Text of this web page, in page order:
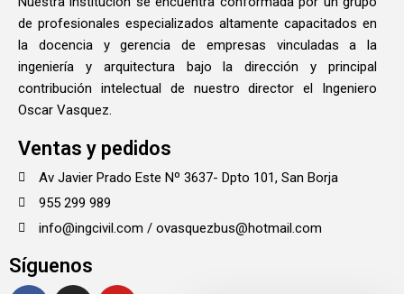
de profesionales especializados altamente capacitados en
la docencia y gerencia de empresas vinculadas a la
ingeniería y arquitectura bajo la dirección y principal
contribución intelectual de nuestro director el Ingeniero
Oscar Vasquez.
Ventas y pedidos
Av Javier Prado Este Nº 3637- Dpto 101, San Borja
955 299 989
info@ingcivil.com / ovasquezbus@hotmail.com
Síguenos